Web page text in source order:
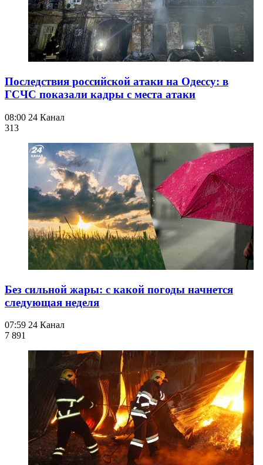
Последствия российской атаки на Одессу: в
ГСЧС показали кадры с места атаки
08:00 24 Канал
313
Без сильной жары: с какой погоды начнется
следующая неделя
07:59 24 Канал
7 891